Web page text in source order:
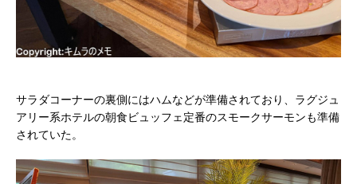
サラダコーナーの裏側にはハムなどが準備されており、ラグジュ
アリー系ホテルの朝食ビュッフェ定番のスモークサーモンも準備
されていた。